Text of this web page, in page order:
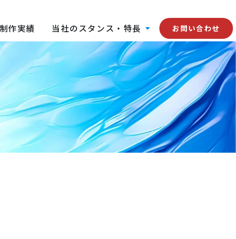
作実績 当社のスタンス・特長 お問い合わせ